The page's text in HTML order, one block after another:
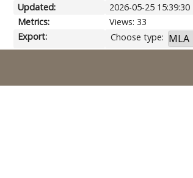
Updated:
2026-05-25 15:39:30
Metrics:
Views: 33
Export:
Choose type: